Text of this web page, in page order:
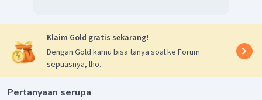
Klaim Gold gratis sekarang!
Dengan Gold kamu bisa tanya soal ke Forum
sepuasnya, lho.
Pertanyaan serupa